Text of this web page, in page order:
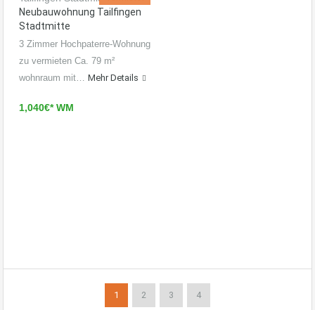
Neubauwohnung Tailfingen
Stadtmitte
3 Zimmer Hochpaterre-Wohnung
zu vermieten Ca. 79 m²
wohnraum mit… Mehr Details
1,040€* WM
1 2 3 4